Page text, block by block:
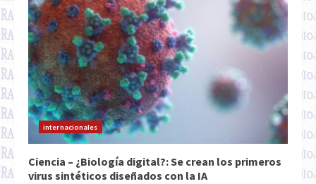
internacionales
Ciencia – ¿Biología digital?: Se crean los primeros
virus sintéticos diseñados con la IA